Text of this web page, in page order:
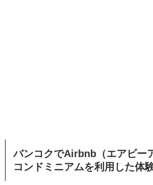
バンコクでAirbnb（エアビー
コンドミニアムを利用した体